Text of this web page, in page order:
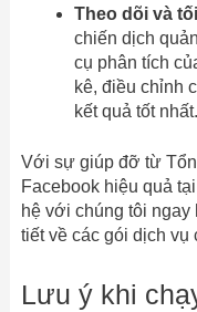
Theo dõi và
chiến dịch
cụ phân tích
kê, điều chỉnh
kết quả tốt nhất.
Với sự giúp đỡ từ
Facebook hiệu quả
hệ với chúng tôi ngay
tiết về các gói dịch vụ
Lưu ý khi